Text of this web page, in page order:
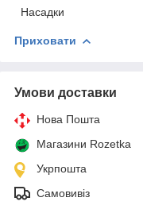
Насадки
Приховати
Умови доставки
Нова Пошта
Магазини Rozetka
Укрпошта
Самовивіз